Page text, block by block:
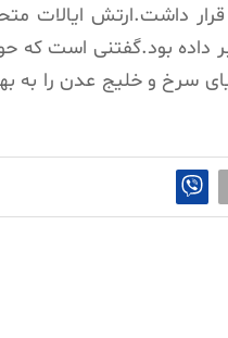
قرار داشت.ارتش ایالات
بود.گفتنی است که
سرخ و خلیج عدن را به